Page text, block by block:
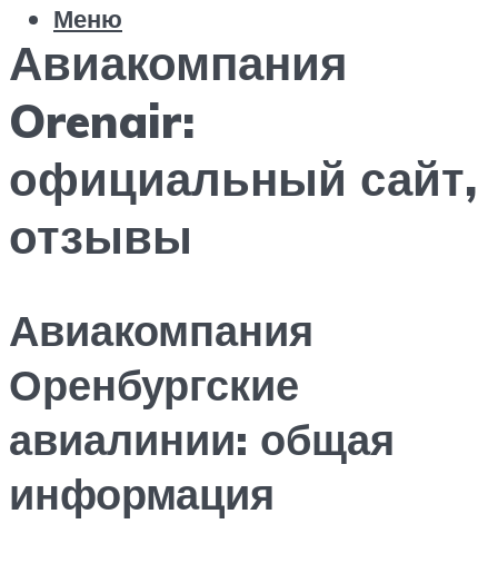
Меню
Авиакомпания
Orenair:
официальный сайт,
отзывы
Авиакомпания
Оренбургские
авиалинии: общая
информация